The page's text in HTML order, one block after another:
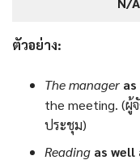
ตัวอย่าง:
The manager
the meeting. (ผู้
ประชุม)
Reading as well